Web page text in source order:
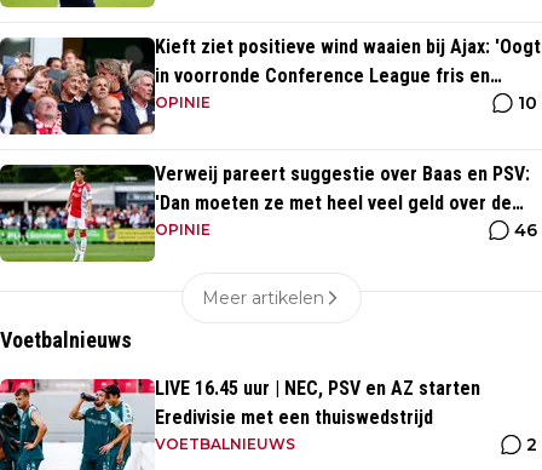
Kieft ziet positieve wind waaien bij Ajax: 'Oogt
in voorronde Conference League fris en
energiek'
OPINIE 10
Verweij pareert suggestie over Baas en PSV:
'Dan moeten ze met heel veel geld over de
brug komen'
OPINIE 46
Meer artikelen
Voetbalnieuws
LIVE 16.45 uur | NEC, PSV en AZ starten
Eredivisie met een thuiswedstrijd
VOETBALNIEUWS 2